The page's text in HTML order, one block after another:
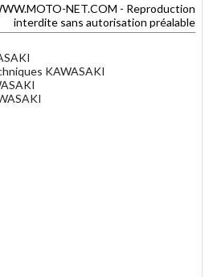
NET.COM - Reproduction
interdite sans autorisation préalable
KAWASAKI